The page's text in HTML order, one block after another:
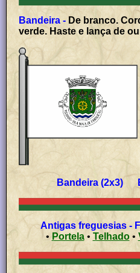
Bandeira - De branco.
verde. Haste e lança de
Antigas freguesias -
• Portela• Telhado•